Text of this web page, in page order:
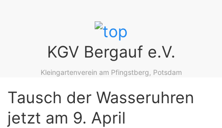
KGV Bergauf e.V.
Kleingartenverein am Pfingstberg, Potsdam
Tausch der Wasseruhren
jetzt am 9. April